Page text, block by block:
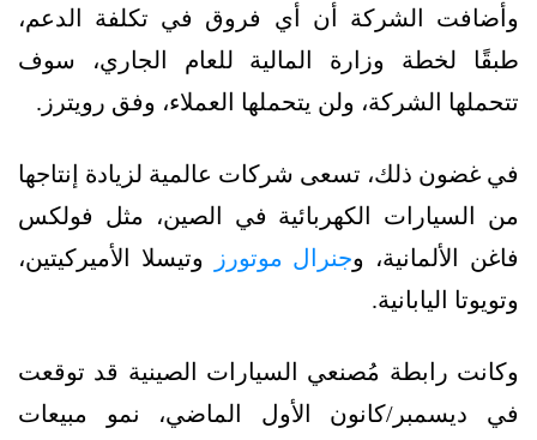
وأضافت الشركة أن أي فروق في تكلفة الدعم،
طبقًا لخطة وزارة المالية للعام الجاري، سوف
تتحملها الشركة، ولن يتحملها العملاء، وفق رويترز.
في غضون ذلك، تسعى شركات عالمية لزيادة إنتاجها
من السيارات الكهربائية في الصين، مثل فولكس
فاغن الألمانية، وجنرال موتورز
وتيسلا الأميركيتين،
وتويوتا اليابانية.
وكانت رابطة مُصنعي السيارات الصينية قد توقعت
في ديسمبر/كانون الأول الماضي، نمو مبيعات